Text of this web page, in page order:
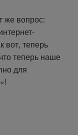
же вопрос:
вот, теперь
теперь наше
для